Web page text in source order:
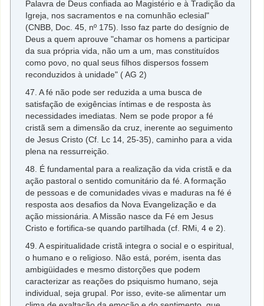
Palavra de Deus confiada ao Magistério e à Tradição da
Igreja, nos sacramentos e na comunhão eclesial"
(CNBB, Doc. 45, nº 175). Isso faz parte do desígnio de
Deus a quem aprouve "chamar os homens a participar
da sua própria vida, não um a um, mas constituídos
como povo, no qual seus filhos dispersos fossem
reconduzidos à unidade" ( AG 2)
47. A fé não pode ser reduzida a uma busca de
satisfação de exigências íntimas e de resposta às
necessidades imediatas. Nem se pode propor a fé
cristã sem a dimensão da cruz, inerente ao seguimento
de Jesus Cristo (Cf. Lc 14, 25-35), caminho para a vida
plena na ressurreição.
48. É fundamental para a realização da vida cristã e da
ação pastoral o sentido comunitário da fé. A formação
de pessoas e de comunidades vivas e maduras na fé é
resposta aos desafios da Nova Evangelização e da
ação missionária. A Missão nasce da Fé em Jesus
Cristo e fortifica-se quando partilhada (cf. RMi, 4 e 2).
49. A espiritualidade cristã integra o social e o espiritual,
o humano e o religioso. Não está, porém, isenta das
ambigüidades e mesmo distorções que podem
caracterizar as reações do psiquismo humano, seja
individual, seja grupal. Por isso, evite-se alimentar um